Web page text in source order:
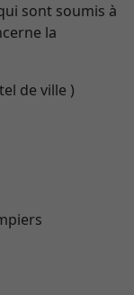
sont soumis à
la
de ville )